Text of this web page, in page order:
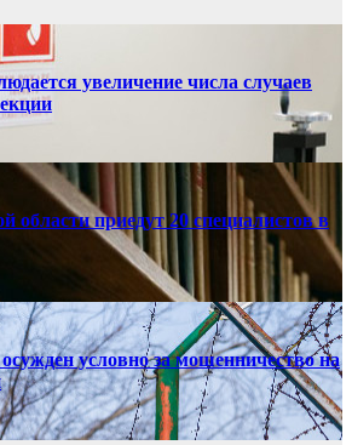
увеличение числа случаев
области приедут 20 специалистов в
условно за мошенничество на